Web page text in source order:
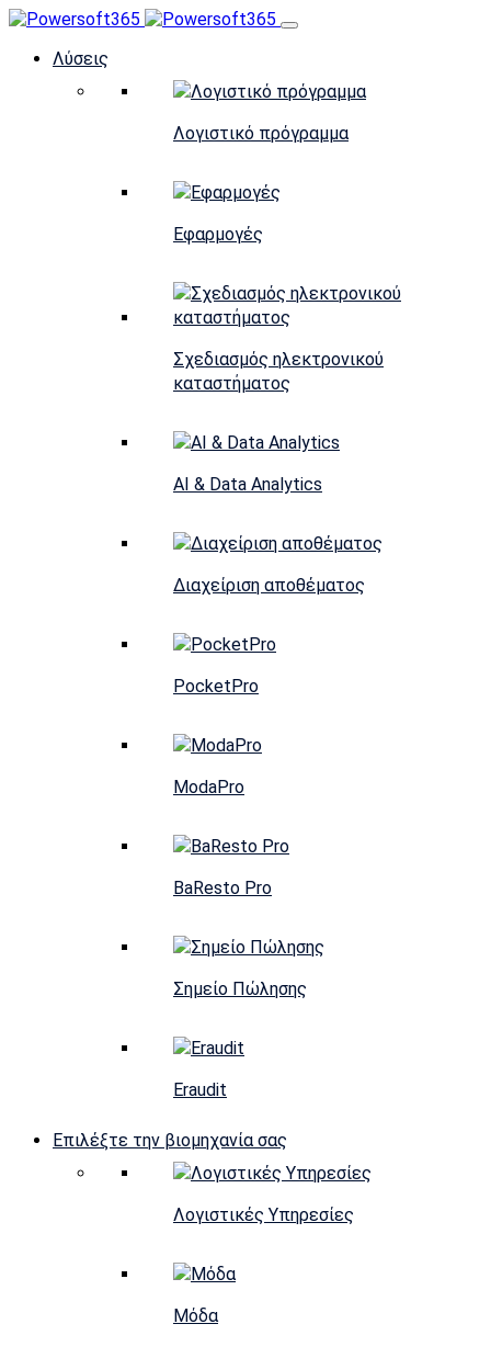
Λύσεις
Λογιστικό πρόγραμμα
Εφαρμογές
Σχεδιασμός ηλεκτρονικού
καταστήματος
AI & Data Analytics
Διαχείριση αποθέματος
PocketPro
ModaPro
BaResto Pro
Σημείο Πώλησης
Eraudit
Επιλέξτε την βιομηχανία σας
Λογιστικές Υπηρεσίες
Μόδα